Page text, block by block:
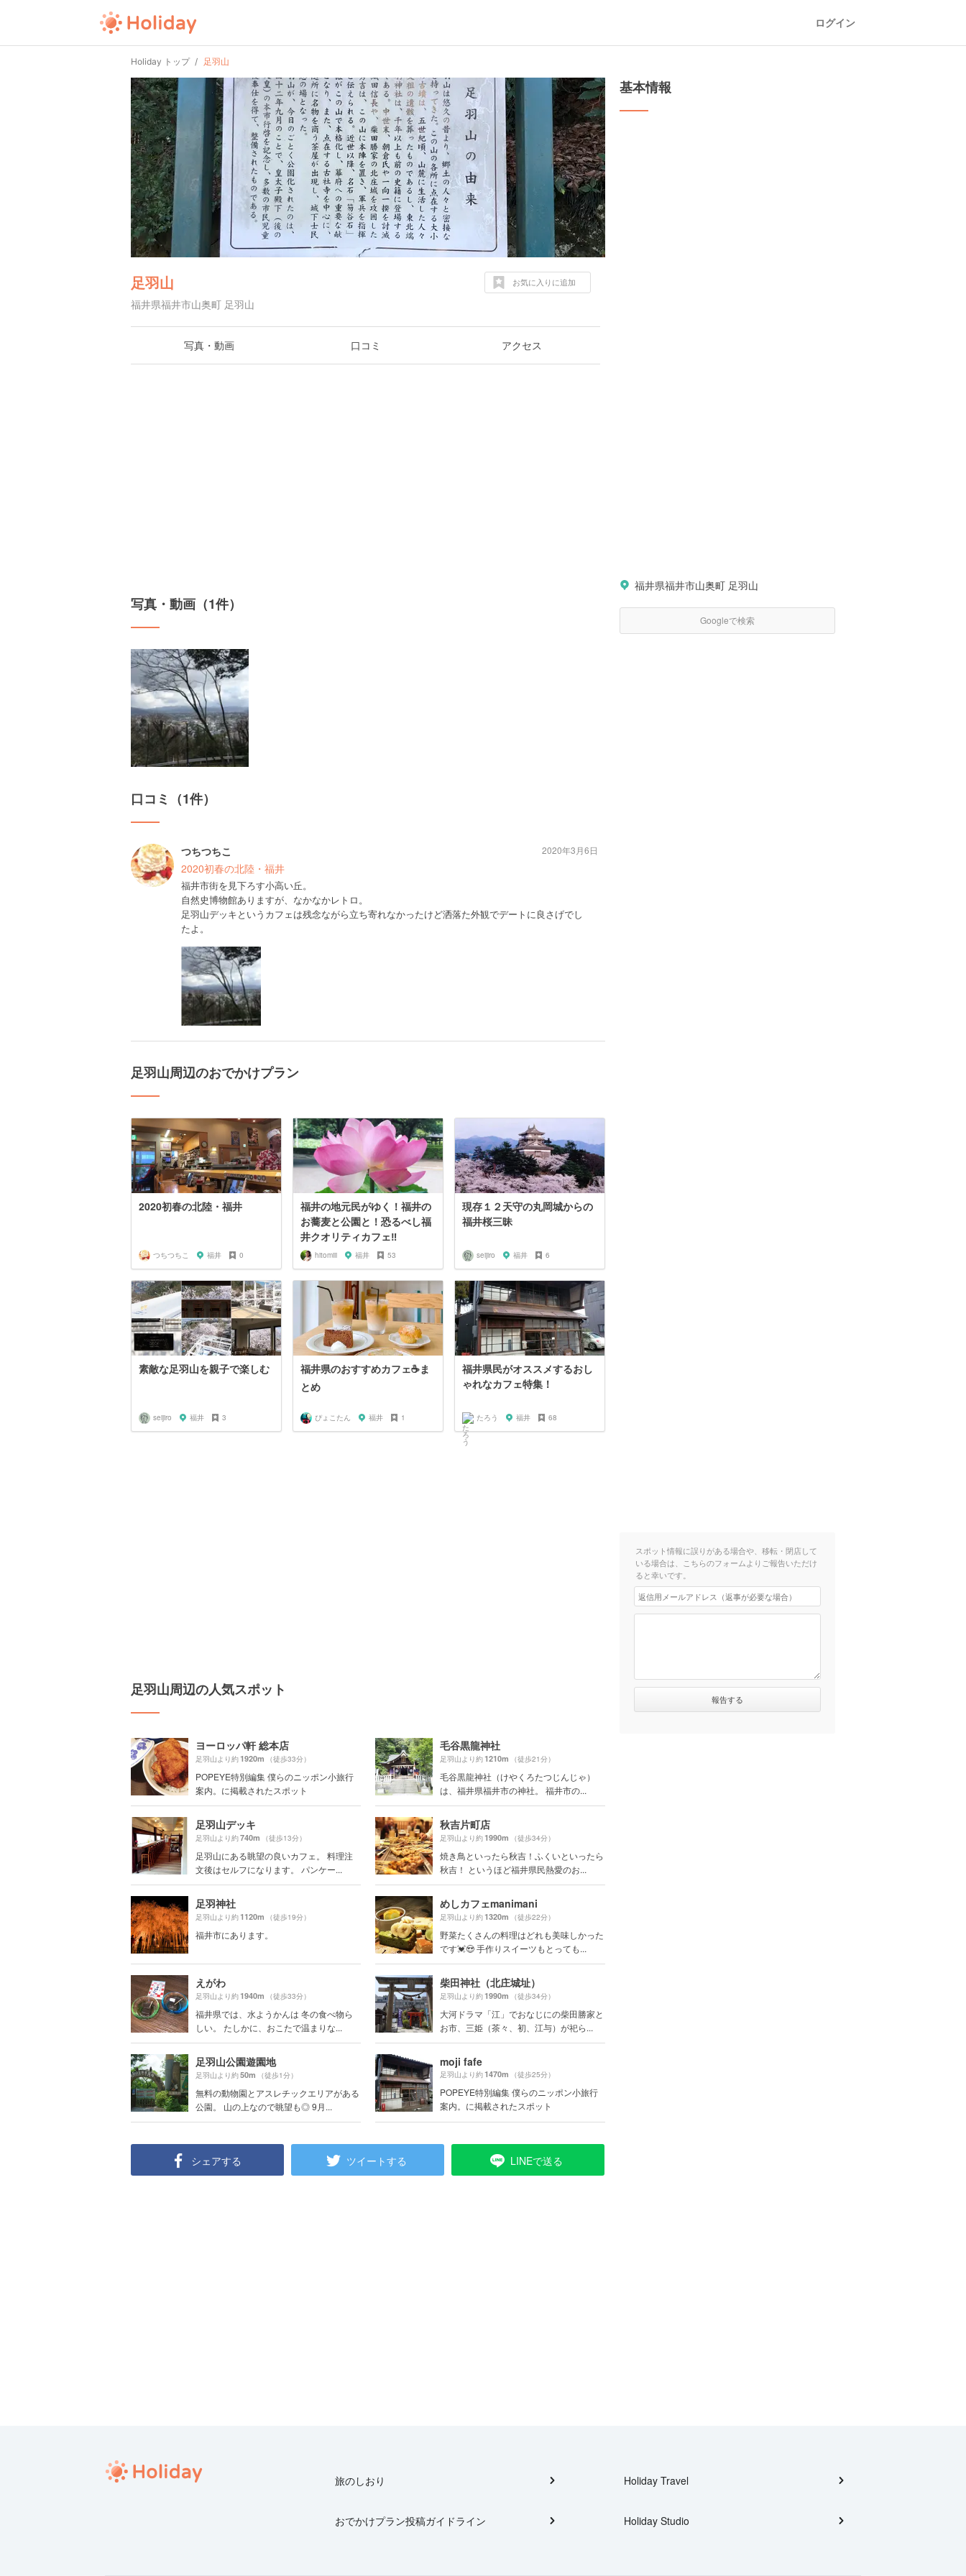
ログイン
Holiday トップ 足羽山
足羽山
福井県福井市山奥町 足羽山
お気に入りに追加
写真・動画 口コミ アクセス
写真・動画（1件）
口コミ（1件）
つちつちこ
2020初春の北陸・福井
福井市街を見下ろす小高い丘。
自然史博物館ありますが、なかなかレトロ。
足羽山デッキというカフェは残念ながら立ち寄れなかったけど洒落た外観でデートに良さげでし
たよ。
2020年3月6日
足羽山周辺のおでかけプラン
2020初春の北陸・福井
つちつちこ 福井 0
福井の地元民がゆく！福井の
お蕎麦と公園と！恐るべし福
井クオリティカフェ‼︎
hitomiii 福井 53
現存１２天守の丸岡城からの
福井桜三昧
seijiro 福井 6
素敵な足羽山を親子で楽しむ
seijiro 福井 3
福井県のおすすめカフェ☕️ま
とめ
ぴょこたん 福井 1
福井県民がオススメするおし
ゃれなカフェ特集！
たろう 福井 68
足羽山周辺の人気スポット
ヨーロッパ軒 総本店
足羽山より約1920m （徒歩33分）
POPEYE特別編集 僕らのニッポン小旅行
案内。に掲載されたスポット
毛谷黒龍神社
足羽山より約1210m （徒歩21分）
毛谷黒龍神社（けやくろたつじんじゃ）
は、福井県福井市の神社。 福井市の...
足羽山デッキ
足羽山より約740m （徒歩13分）
足羽山にある眺望の良いカフェ。 料理注
文後はセルフになります。 パンケー...
秋吉片町店
足羽山より約1990m （徒歩34分）
焼き鳥といったら秋吉！ふくいといったら
秋吉！ というほど福井県民熱愛のお...
足羽神社
足羽山より約1120m （徒歩19分）
福井市にあります。
めしカフェmanimani
足羽山より約1320m （徒歩22分）
野菜たくさんの料理はどれも美味しかった
です💓😍 手作りスイーツもとっても...
えがわ
足羽山より約1940m （徒歩33分）
福井県では、水ようかんは 冬の食べ物ら
しい。 たしかに、おこたで温まりな...
柴田神社（北庄城址）
足羽山より約1990m （徒歩34分）
大河ドラマ「江」でおなじにの柴田勝家と
お市、三姫（茶々、初、江与）が祀ら...
足羽山公園遊園地
足羽山より約50m （徒歩1分）
無料の動物園とアスレチックエリアがある
公園。 山の上なので眺望も◎ 9月...
moji fafe
足羽山より約1470m （徒歩25分）
POPEYE特別編集 僕らのニッポン小旅行
案内。に掲載されたスポット
シェアする ツイートする LINEで送る
基本情報
福井県福井市山奥町 足羽山
Googleで検索
スポット情報に誤りがある場合や、移転・閉店して
いる場合は、こちらのフォームよりご報告いただけ
ると幸いです。
旅のしおり
おでかけプラン投稿ガイドライン
Holiday Travel
Holiday Studio